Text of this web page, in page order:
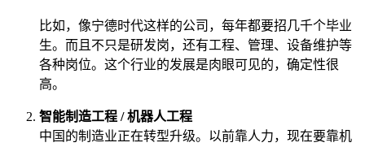
比如，像宁德时代这样的公司，每年都要招几千个毕业
生。而且不只是研发岗，还有工程、管理、设备维护等
各种岗位。这个行业的发展是肉眼可见的，确定性很
高。
智能制造工程 / 机器人工程
中国的制造业正在转型升级。以前靠人力，现在要靠机